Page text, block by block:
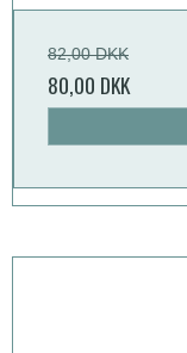
82,00 DKK
80,00 DKK